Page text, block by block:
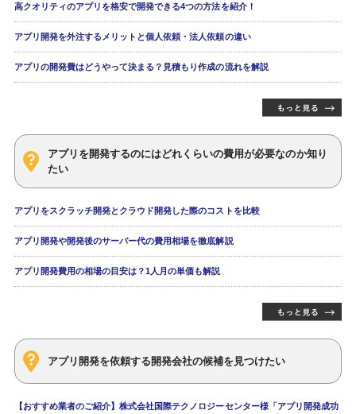
高クオリティのアプリを格安で開発できる4つの方法を紹介！
アプリ開発を外注するメリットと個人依頼・法人依頼の違い
アプリの開発費はどうやって決まる？見積もり作成の流れを解説
アプリを開発するのにはどれくらいの費用が必要なのか知り
たい
アプリをスクラッチ開発とクラウド開発した際のコストを比較
アプリ開発や開発後のサーバー代の費用相場を徹底解説
アプリ開発費用の相場の目安は？1人月の単価も解説
アプリ開発を依頼する開発会社の候補を見つけたい
【おすすめ業者のご紹介】株式会社国際テクノロジーセンター様「アプリ開発成功